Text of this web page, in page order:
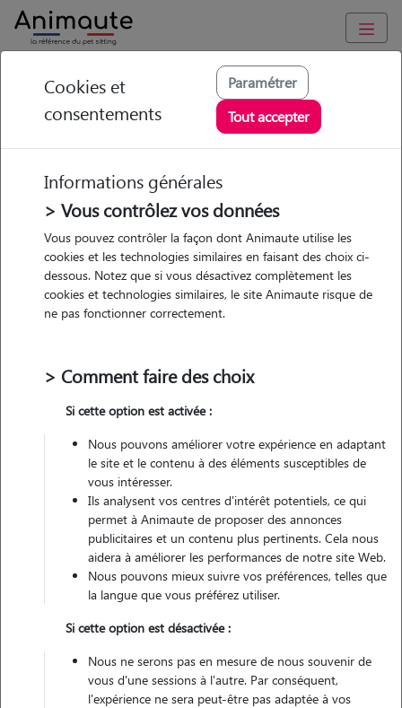
Animaute Ile-de-France Le Pecq
Kilian - Petsitter à LE
PECQ
• 20 ans
Non véhiculé
Contacter
L'envoi d'une demande est sans engagement
je suis passionné par les animaux depuis tout petits et je trouve que
c'est un moyen passionnant, en tant qu'étudiant en étude supérieure
je trouve que devenir pet-sitter et un moyen amusant et passionnant
Cookies et
consentements
Paramétrer
Tout accepter
Informations générales
> Vous contrôlez vos données
Vous pouvez contrôler la façon dont Animaute utilise les
cookies et les technologies similaires en faisant des choix ci-
dessous. Notez que si vous désactivez complètement les
cookies et technologies similaires, le site Animaute risque de
ne pas fonctionner correctement.
> Comment faire des choix
Si cette option est activée :
Nous pouvons améliorer votre expérience en adaptant
le site et le contenu à des éléments susceptibles de
vous intéresser.
Ils analysent vos centres d'intérêt potentiels, ce qui
permet à Animaute de proposer des annonces
publicitaires et un contenu plus pertinents. Cela nous
aidera à améliorer les performances de notre site Web.
Nous pouvons mieux suivre vos préférences, telles que
la langue que vous préférez utiliser.
Si cette option est désactivée :
Nous ne serons pas en mesure de nous souvenir de
vous d'une sessions à l'autre. Par conséquent,
l'expérience ne sera peut-être pas adaptée à vos